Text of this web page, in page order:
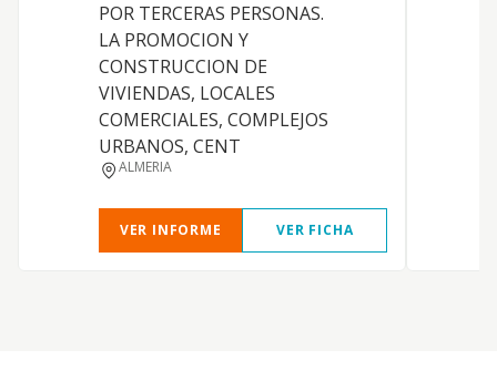
POR TERCERAS PERSONAS.
LA PROMOCION Y
CONSTRUCCION DE
VIVIENDAS, LOCALES
COMERCIALES, COMPLEJOS
URBANOS, CENT
ALMERIA
VER INFORME VER FICHA